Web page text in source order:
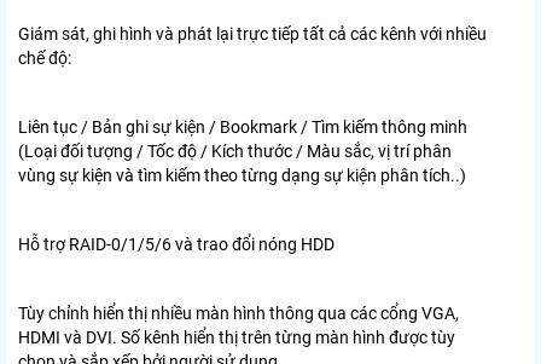
Giám sát, ghi hình và phát lại trực tiếp tất cả các kênh với nhiều
chế độ:
Liên tục / Bản ghi sự kiện / Bookmark / Tìm kiếm thông minh
(Loại đối tượng / Tốc độ / Kích thước / Màu sắc, vị trí phân
vùng sự kiện và tìm kiếm theo từng dạng sự kiện phân tích..)
Hỗ trợ RAID-0/1/5/6 và trao đổi nóng HDD
Tùy chỉnh hiển thị nhiều màn hình thông qua các cổng VGA,
HDMI và DVI. Số kênh hiển thị trên từng màn hình được tùy